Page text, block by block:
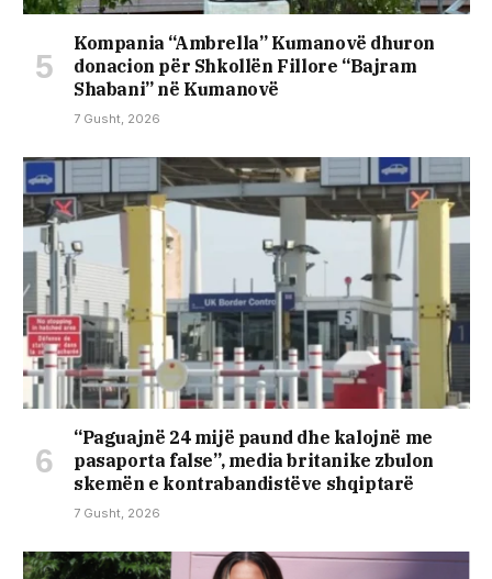
Kompania “Ambrella” Kumanovë dhuron
donacion për Shkollën Fillore “Bajram
Shabani” në Kumanovë
7 Gusht, 2026
“Paguajnë 24 mijë paund dhe kalojnë me
pasaporta false”, media britanike zbulon
skemën e kontrabandistëve shqiptarë
7 Gusht, 2026